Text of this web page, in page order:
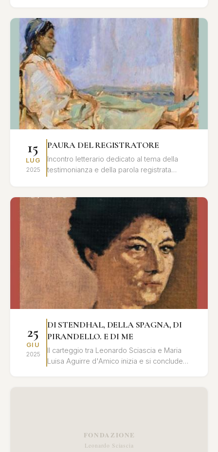
15
LUG
2025
PAURA DEL REGISTRATORE
Incontro letterario dedicato al tema della
testimonianza e della parola registrata
25
GIU
2025
DI STENDHAL, DELLA SPAGNA, DI
PIRANDELLO. E DI ME
Il carteggio tra Leonardo Sciascia e Maria
Luisa Aguirre d'Amico inizia e si conclude